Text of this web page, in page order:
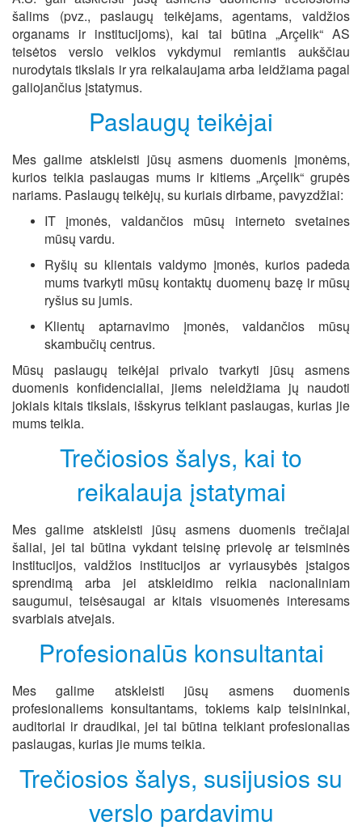
šalims (pvz., paslaugų teikėjams, agentams, valdžios
organams ir institucijoms), kai tai būtina „Arçelik“ AS
teisėtos verslo veiklos vykdymui remiantis aukščiau
nurodytais tikslais ir yra reikalaujama arba leidžiama pagal
galiojančius įstatymus.
Paslaugų teikėjai
Mes galime atskleisti jūsų asmens duomenis įmonėms,
kurios teikia paslaugas mums ir kitiems „Arçelik“ grupės
nariams. Paslaugų teikėjų, su kuriais dirbame, pavyzdžiai:
IT įmonės, valdančios mūsų interneto svetaines
mūsų vardu.
Ryšių su klientais valdymo įmonės, kurios padeda
mums tvarkyti mūsų kontaktų duomenų bazę ir mūsų
ryšius su jumis.
Klientų aptarnavimo įmonės, valdančios mūsų
skambučių centrus.
Mūsų paslaugų teikėjai privalo tvarkyti jūsų asmens
duomenis konfidencialiai, jiems neleidžiama jų naudoti
jokiais kitais tikslais, išskyrus teikiant paslaugas, kurias jie
mums teikia.
Trečiosios šalys, kai to
reikalauja įstatymai
Mes galime atskleisti jūsų asmens duomenis trečiajai
šaliai, jei tai būtina vykdant teisinę prievolę ar teisminės
institucijos, valdžios institucijos ar vyriausybės įstaigos
sprendimą arba jei atskleidimo reikia nacionaliniam
saugumui, teisėsaugai ar kitais visuomenės interesams
svarbiais atvejais.
Profesionalūs konsultantai
Mes galime atskleisti jūsų asmens duomenis
profesionaliems konsultantams, tokiems kaip teisininkai,
auditoriai ir draudikai, jei tai būtina teikiant profesionalias
paslaugas, kurias jie mums teikia.
Trečiosios šalys, susijusios su
verslo pardavimu